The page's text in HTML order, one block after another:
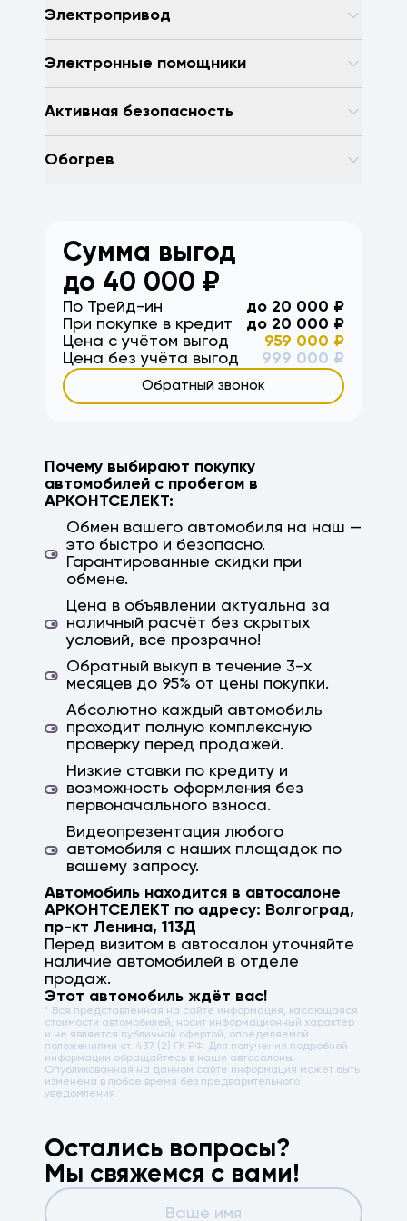
Электропривод
Электронные помощники
Активная безопасность
Обогрев
Сумма выгод
до 40 000 ₽
По Трейд-ин до 20 000 ₽
При покупке в кредит
до 20 000 ₽
Цена с учётом выгод
959 000 ₽
Цена без учёта выгод
999 000 ₽
Обратный звонок
Почему выбирают покупку
автомобилей с пробегом в
АРКОНТСЕЛЕКТ:
Обмен вашего автомобиля на наш —
это быстро и безопасно.
Гарантированные скидки при
обмене.
Цена в объявлении актуальна за
наличный расчёт без скрытых
условий, все прозрачно!
Обратный выкуп в течение 3-х
месяцев до 95% от цены покупки.
Абсолютно каждый автомобиль
проходит полную комплексную
проверку перед продажей.
Низкие ставки по кредиту и
возможность оформления без
первоначального взноса.
Видеопрезентация любого
автомобиля с наших площадок по
вашему запросу.
Автомобиль находится в автосалоне
АРКОНТСЕЛЕКТ по адресу: Волгоград,
пр-кт Ленина, 113Д
Перед визитом в автосалон уточняйте
наличие автомобилей в отделе
продаж.
Этот автомобиль ждёт вас!
* Вся представленная на сайте информация, касающаяся
стоимости автомобилей, носит информационный характер
и не является публичной офертой, определяемой
положениями ст. 437 (2) ГК РФ. Для получения подробной
информации обращайтесь в наши автосалоны.
Опубликованная на данном сайте информация может быть
изменена в любое время без предварительного
уведомления.
Остались вопросы?
Мы свяжемся с вами!